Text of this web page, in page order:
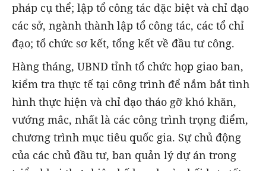
pháp cụ thể; lập tổ công tác đặc biệt và chỉ đạo
các sở, ngành thành lập tổ công tác, các tổ chỉ
đạo; tổ chức sơ kết, tổng kết về đầu tư công.
Hàng tháng, UBND tỉnh tổ chức họp giao ban,
kiểm tra thực tế tại công trình để nắm bắt tình
hình thực hiện và chỉ đạo tháo gỡ khó khăn,
vướng mắc, nhất là các công trình trọng điểm,
chương trình mục tiêu quốc gia. Sự chủ động
của các chủ đầu tư, ban quản lý dự án trong